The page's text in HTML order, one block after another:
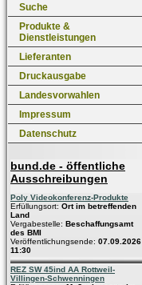
Suche
Produkte &
Dienstleistungen
Lieferanten
Druckausgabe
Landesvorwahlen
Impressum
Datenschutz
bund.de - öffentliche
Ausschreibungen
Poly Videokonferenz-Produkte
Erfüllungsort: Ort im betreffenden
Land
Vergabestelle: Beschaffungsamt
des BMI
Veröffentlichungsende: 07.09.2026
11:30
REZ SW 45ind AA Rottweil-
Villingen-Schwenningen